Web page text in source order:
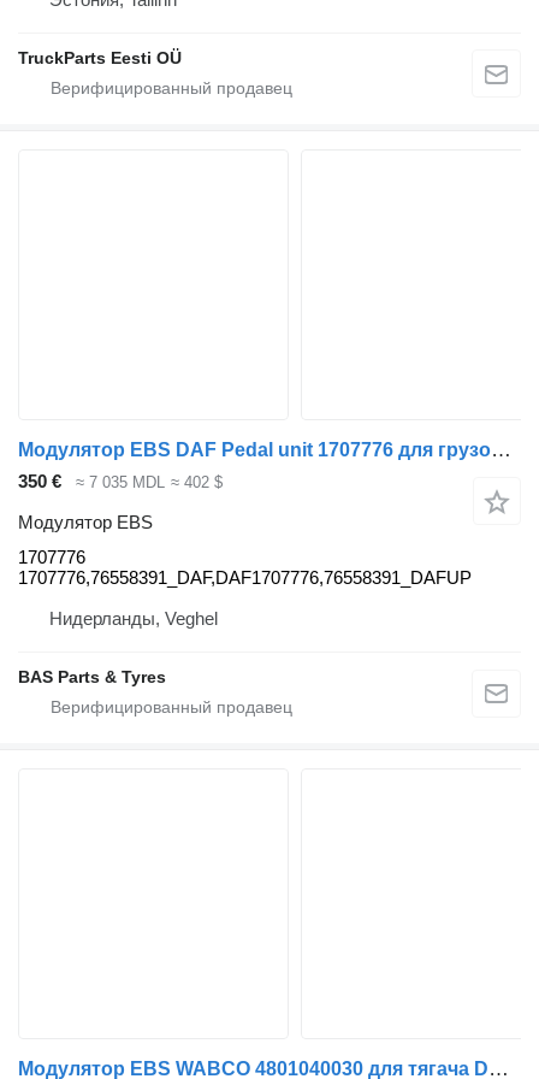
TruckParts Eesti OÜ
Модулятор EBS DAF Pedal unit 1707776 для грузовика DAF
350 € ≈ 7 035 MDL ≈ 402 $
Модулятор EBS
1707776
1707776,76558391_DAF,DAF1707776,76558391_DAFUP
Нидерланды, Veghel
BAS Parts & Tyres
Модулятор EBS WABCO 4801040030 для тягача DAF XF105